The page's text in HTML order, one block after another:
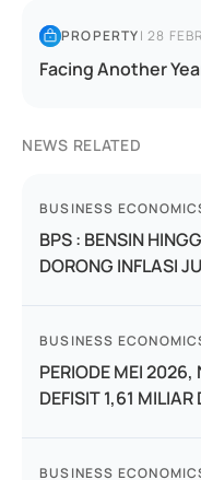
PROPERTY|28
Facing Another
NEWS RELATED
BUSINESS
BPS : BENSIN
DORONG INFLASI
BUSINESS
PERIODE MEI
DEFISIT 1,61 MILIAR
BUSINESS